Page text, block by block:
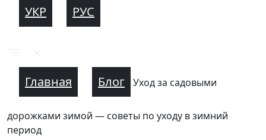
УКР РУС
Главная Блог Уход за садовыми
дорожками зимой — советы по уходу в зимний
период